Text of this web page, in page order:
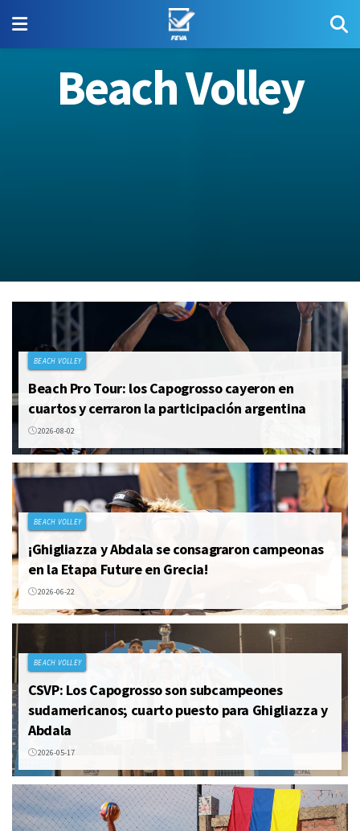
Beach Volley
BEACH VOLLEY
Beach Pro Tour: los Capogrosso cayeron en
cuartos y cerraron la participación argentina
2026-08-02
BEACH VOLLEY
¡Ghigliazza y Abdala se consagraron campeonas
en la Etapa Future en Grecia!
2026-06-22
BEACH VOLLEY
CSVP: Los Capogrosso son subcampeones
sudamericanos; cuarto puesto para Ghigliazza y
Abdala
2026-05-17